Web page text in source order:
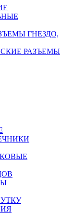
ГНЕЗДО,
РАЗЪЕМЫ